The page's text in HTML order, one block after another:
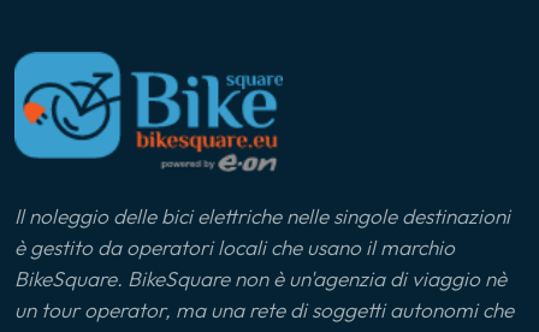
Il noleggio delle bici elettriche nelle singole destinazioni
è gestito da operatori locali che usano il marchio
BikeSquare. BikeSquare non è un'agenzia di viaggio nè
un tour operator, ma una rete di soggetti autonomi che